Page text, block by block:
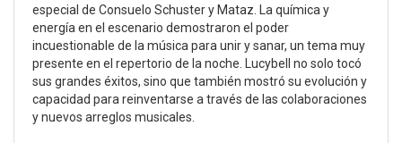
especial de Consuelo Schuster y Mataz. La química y
energía en el escenario demostraron el poder
incuestionable de la música para unir y sanar, un tema muy
presente en el repertorio de la noche. Lucybell no solo tocó
sus grandes éxitos, sino que también mostró su evolución y
capacidad para reinventarse a través de las colaboraciones
y nuevos arreglos musicales.